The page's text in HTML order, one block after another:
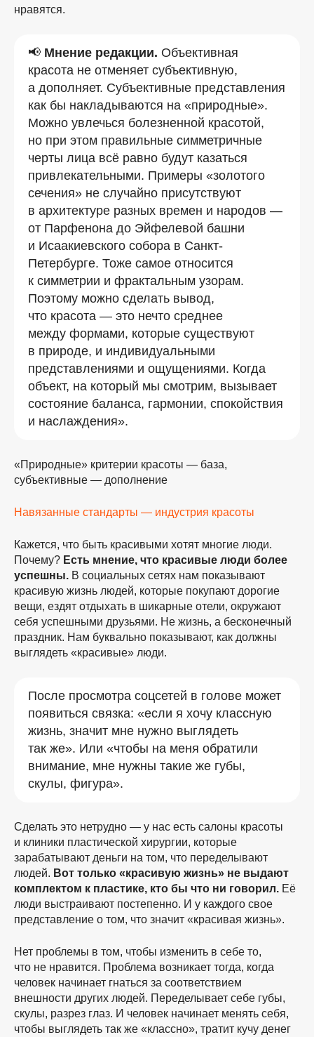
нравятся.
📢 Мнение редакции. Объективная
красота не отменяет субъективную,
а дополняет. Субъективные представления
как бы накладываются на «природные».
Можно увлечься болезненной красотой,
но при этом правильные симметричные
черты лица всё равно будут казаться
привлекательными. Примеры «золотого
сечения» не случайно присутствуют
в архитектуре разных времен и народов —
от Парфенона до Эйфелевой башни
и Исаакиевского собора в Санкт-
Петербурге. Тоже самое относится
к симметрии и фрактальным узорам.
Поэтому можно сделать вывод,
что красота — это нечто среднее
между формами, которые существуют
в природе, и индивидуальными
представлениями и ощущениями. Когда
объект, на который мы смотрим, вызывает
состояние баланса, гармонии, спокойствия
и наслаждения».
«Природные» критерии красоты — база,
субъективные — дополнение
Навязанные стандарты — индустрия красоты
Кажется, что быть красивыми хотят многие люди.
Почему? Есть мнение, что красивые люди более
успешны. В социальных сетях нам показывают
красивую жизнь людей, которые покупают дорогие
вещи, ездят отдыхать в шикарные отели, окружают
себя успешными друзьями. Не жизнь, а бесконечный
праздник. Нам буквально показывают, как должны
выглядеть «красивые» люди.
После просмотра соцсетей в голове может
появиться связка: «если я хочу классную
жизнь, значит мне нужно выглядеть
так же». Или «чтобы на меня обратили
внимание, мне нужны такие же губы,
скулы, фигура».
Сделать это нетрудно — у нас есть салоны красоты
и клиники пластической хирургии, которые
зарабатывают деньги на том, что переделывают
людей. Вот только «красивую жизнь» не выдают
комплектом к пластике, кто бы что ни говорил. Её
люди выстраивают постепенно. И у каждого свое
представление о том, что значит «красивая жизнь».
Нет проблемы в том, чтобы изменить в себе то,
что не нравится. Проблема возникает тогда, когда
человек начинает гнаться за соответствием
внешности других людей. Переделывает себе губы,
скулы, разрез глаз. И человек начинает менять себя,
чтобы выглядеть так же «классно», тратит кучу денег